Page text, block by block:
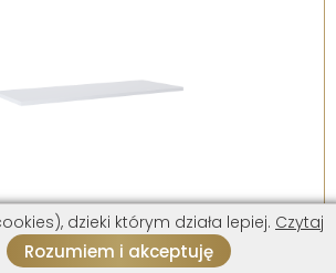
ELITA
960,00 zł /szt.
dzieki którym działa lepiej. Czytaj
Rozumiem i akceptuję